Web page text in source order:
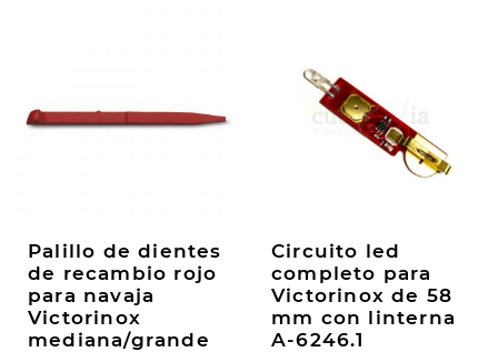
Palillo de dientes
de recambio rojo
para navaja
Victorinox
mediana/grande
Circuito led
completo para
Victorinox de 58
mm con linterna
A-6246.1